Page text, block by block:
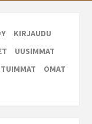
KIRJAUDU
UUSIMMAT
OMAT